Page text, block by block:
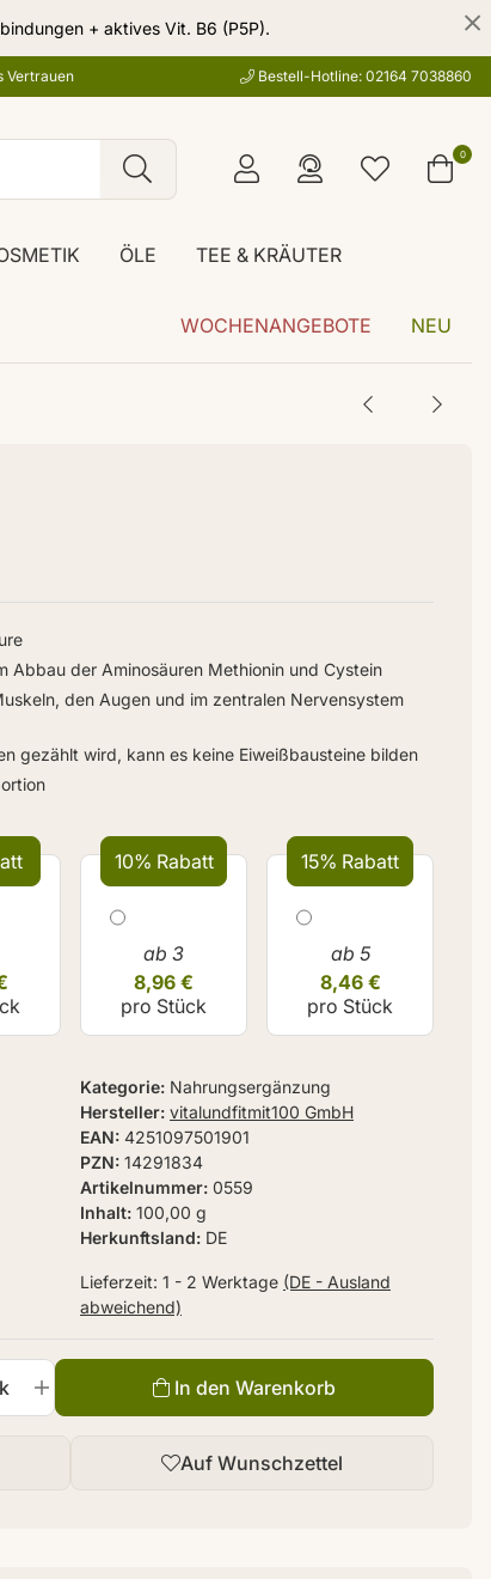
+ aktives Vit. B6 (P5P).
Vertrauen Bestell-Hotline: 02164 7038860
ÖLE TEE & KRÄUTER
WOCHENANGEBOTE NEU
0
Inhalt 100,00 g
Hersteller vitalundfitmit100 GmbH
Artikelnummer 0559
PZN 14291834
EAN 4251097501901
Herkunftsland DE
Kategorie Nahrungsergänzung
Abbau der Aminosäuren Methionin und Cystein
den Augen und im zentralen Nervensystem
gezählt wird, kann es keine Eiweißbausteine bilden
Auf Wunschzettel
In den Warenkorb
Lieferzeit: 1 - 2 Werktage (DE - Ausland
abweichend)
10% Rabatt
ab 3
8,96 €
pro Stück
15% Rabatt
ab 5
8,46 €
pro Stück